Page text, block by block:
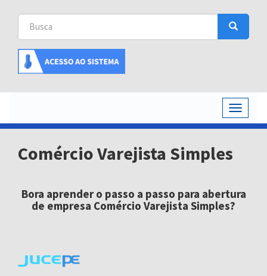
Buscar
Busca
Busca
Toggle
Comércio Varejista Simples
Bora aprender o passo a passo para abertura
de empresa Comércio Varejista Simples?